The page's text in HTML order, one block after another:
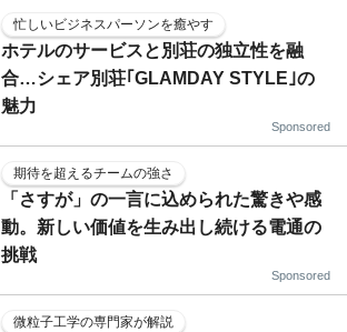
忙しいビジネスパーソンを癒やす
ホテルのサービスと別荘の独立性を融
合…シェア別荘｢GLAMDAY STYLE｣の
魅力
Sponsored
期待を超えるチームの強さ
「さすが」の一言に込められた驚きや感
動。新しい価値を生み出し続ける電通の
挑戦
Sponsored
微粒子工学の専門家が解説